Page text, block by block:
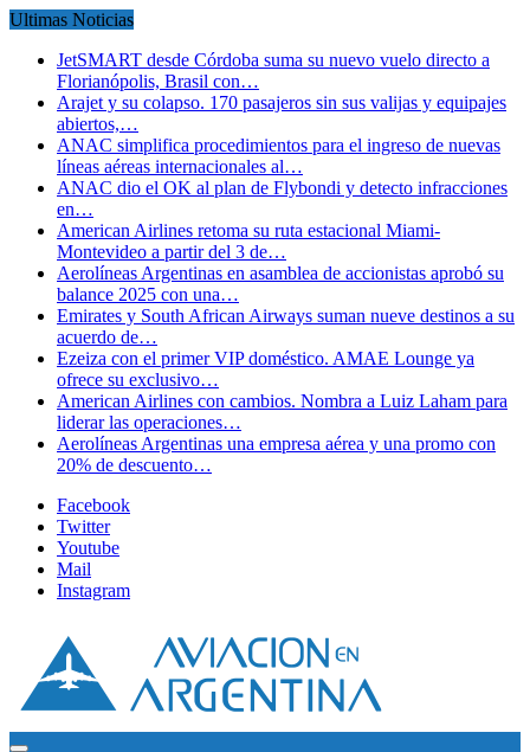
Ultimas Noticias
JetSMART desde Córdoba suma su nuevo vuelo directo a
Florianópolis, Brasil con…
Arajet y su colapso. 170 pasajeros sin sus valijas y equipajes
abiertos,…
ANAC simplifica procedimientos para el ingreso de nuevas
líneas aéreas internacionales al…
ANAC dio el OK al plan de Flybondi y detecto infracciones
en…
American Airlines retoma su ruta estacional Miami-
Montevideo a partir del 3 de…
Aerolíneas Argentinas en asamblea de accionistas aprobó su
balance 2025 con una…
Emirates y South African Airways suman nueve destinos a su
acuerdo de…
Ezeiza con el primer VIP doméstico. AMAE Lounge ya
ofrece su exclusivo…
American Airlines con cambios. Nombra a Luiz Laham para
liderar las operaciones…
Aerolíneas Argentinas una empresa aérea y una promo con
20% de descuento…
Facebook
Twitter
Youtube
Mail
Instagram